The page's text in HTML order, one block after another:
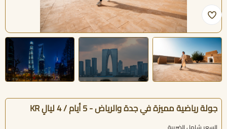
جولة رياضية مميزة في جدة والرياض - 5 أيام / 4 ليالٍ KR